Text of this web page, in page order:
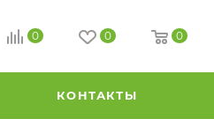
0 0 0
КОНТАКТЫ